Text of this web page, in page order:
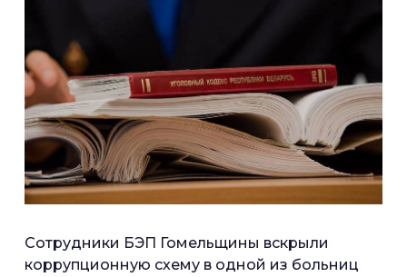
Сотрудники БЭП Гомельщины вскрыли
коррупционную схему в одной из больниц